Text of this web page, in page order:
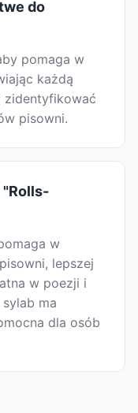
do
pomaga w
każdą
zidentyfikować
pisowni.
w
lepszej
w poezji i
ma
dla osób